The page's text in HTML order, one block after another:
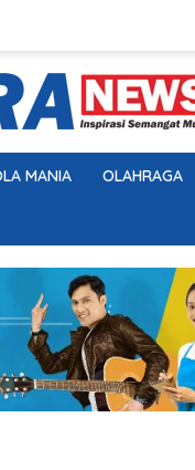
MANIA OLAHRAGA